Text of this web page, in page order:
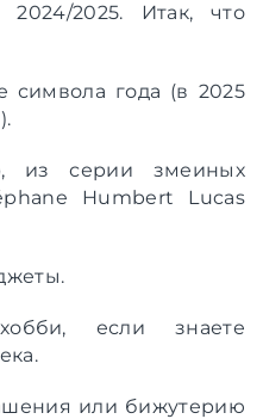
2024/2025. Итак, что
символа года (в 2025
из серии змеиных
Humbert Lucas
если знаете
или бижутерию